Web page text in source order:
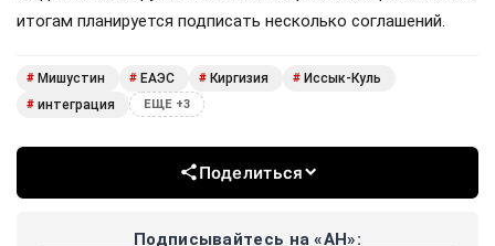
итогам планируется подписать несколько соглашений.
# Мишустин # ЕАЭС # Киргизия # Иссык-Куль
# интеграция ЕЩЕ +3
Поделиться
Подписывайтесь на «АН»: